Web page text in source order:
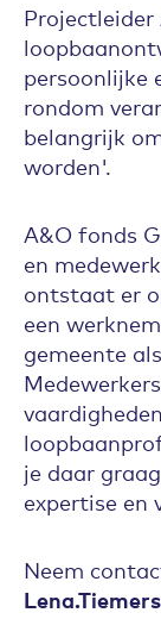
Projectleider
persoonlijke
rondom
belangrijk
worden'.
A&O fonds
en
ontstaat er
een
gemeente
je daar
expertise en
Neem